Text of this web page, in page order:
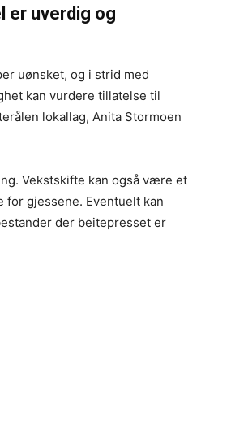
er uverdig og
uønsket, og i strid med
kan vurdere tillatelse til
lokallag, Anita Stormoen
Vekstskifte kan også være et
for gjessene. Eventuelt kan
der beitepresset er